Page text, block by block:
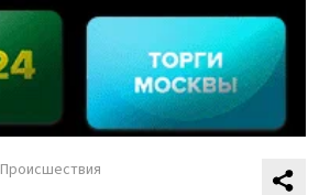
Происшествия